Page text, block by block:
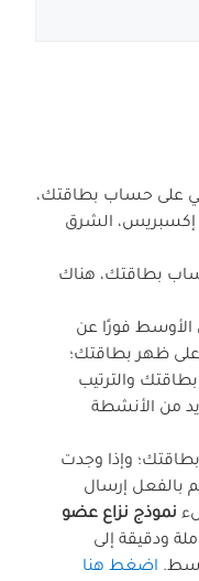
على حساب بطاقتك،
إكسبريس، الشرق
بطاقتك، هناك
الأوسط فورًا عن
على ظهر بطاقتك؛
والترتيب
من الأنشطة
وإذا وجدت
بالفعل إرسال
نموذج نزاع عضو
ودقيقة إلى
اضغط هنا